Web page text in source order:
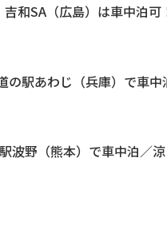
和SA（広島）は車中泊可
の駅あわじ（兵庫）で車中
波野（熊本）で車中泊／